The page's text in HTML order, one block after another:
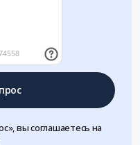
вы соглашаетесь на